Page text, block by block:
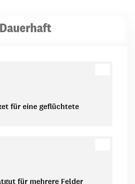
Dauerhaft
für eine geflüchtete
für mehrere Felder